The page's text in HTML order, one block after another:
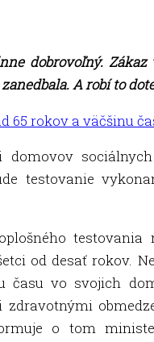
dobrovoľný.
A robí to
65 rokov a väčšinu
testovanie
testovania
od desať rokov.
vo svojich
o tom